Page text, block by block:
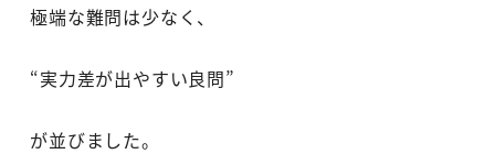
極端な難問は少なく、
“実力差が出やすい良問”
が並びました。